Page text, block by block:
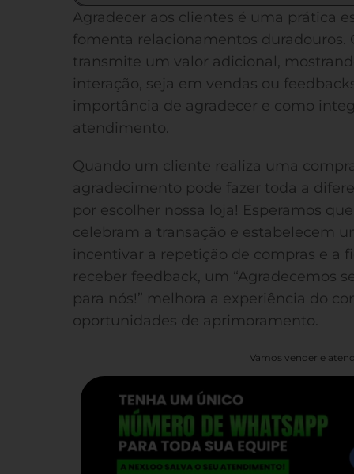
Agradecer aos clientes é uma prática
fomenta relacionamentos duradouros.
transmite um valor adicional,
interação, seja em vendas ou
importância de agradecer e como
atendimento.
Quando um cliente realiza uma
agradecimento pode fazer toda a
por escolher nossa loja! Esperamos
celebram a transação e estabelecem
incentivar a repetição de compras e a
receber feedback, um “Agradecemos
para nós!” melhora a experiência do
oportunidades de aprimoramento.
Vamos vender e